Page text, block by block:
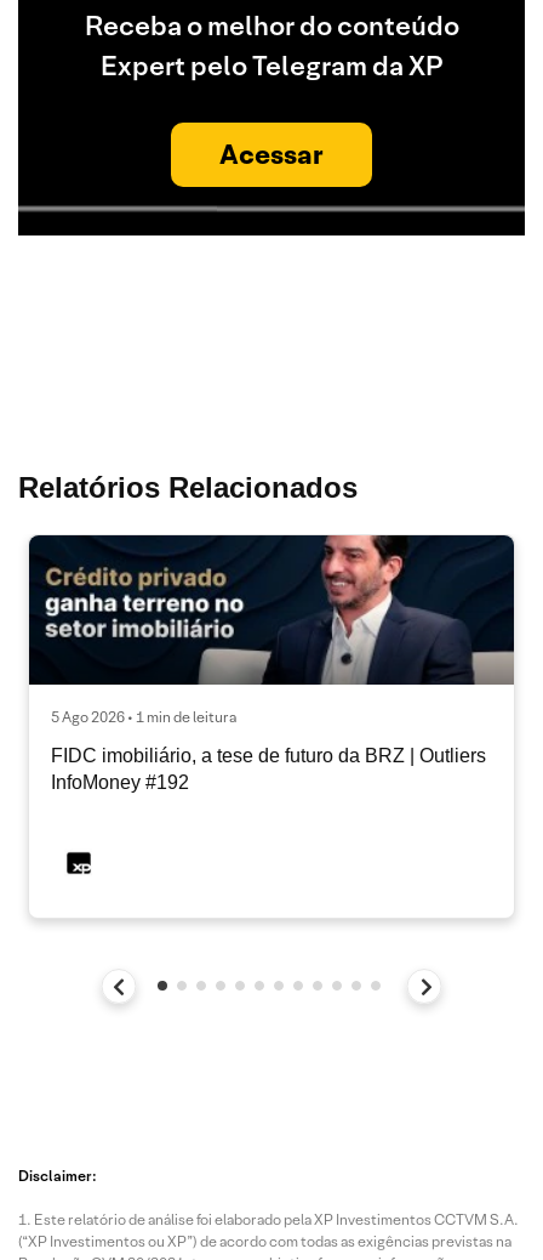
Receba o melhor do conteúdo
Expert pelo Telegram da XP
Acessar
Relatórios Relacionados
5 Ago 2026 • 1 min de leitura
FIDC imobiliário, a tese de futuro da BRZ | Outliers
InfoMoney #192
Disclaimer:
Este relatório de análise foi elaborado pela XP Investimentos CCTVM S.A.
(“XP Investimentos ou XP”) de acordo com todas as exigências previstas na